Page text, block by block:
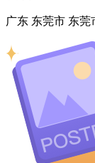
广东 东莞市 东